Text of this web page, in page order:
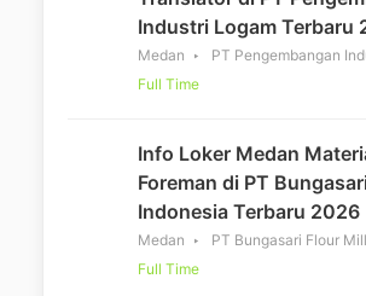
Industri Logam Terbaru
Medan
PT Pengembangan
Full Time
Info Loker Medan
Foreman di PT
Indonesia Terbaru 2026
Medan
PT Bungasari Flour
Full Time